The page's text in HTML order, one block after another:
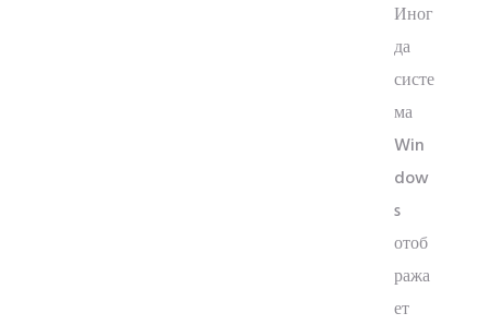
Иног
да
систе
ма
Win
dow
s
отоб
ража
ет